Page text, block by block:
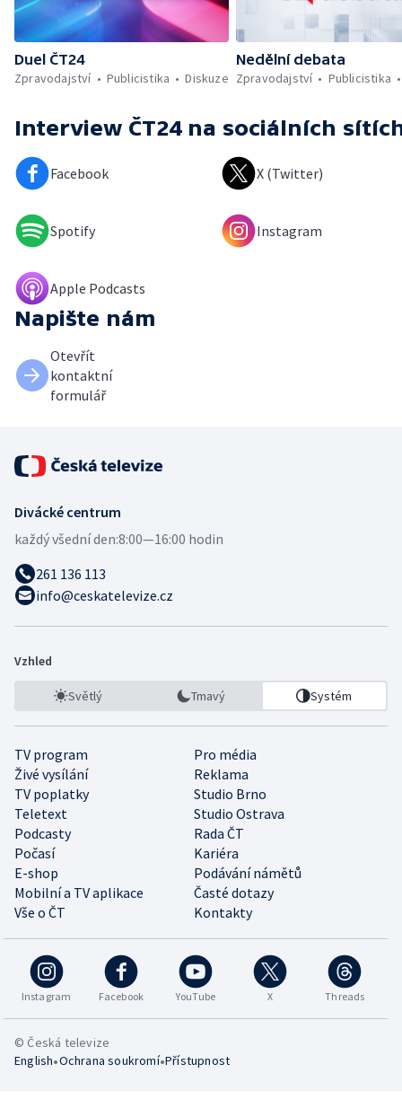
Duel ČT24
Zpravodajství
Publicistika Diskuze
Nedělní debata
Zpravodajství
Publicistika
Interview ČT24 na sociálních
Facebook X (Twitter)
Spotify Instagram
Apple Podcasts
Napište nám
Otevřít
kontaktní
formulář
Divácké centrum
každý všední den:8:00—16:00 hodin
261 136 113
info@ceskatelevize.cz
Vzhled
Světlý Tmavý Systém
TV program
Pro média
Živé vysílání
Reklama
TV poplatky
Studio Brno
Teletext
Studio Ostrava
Podcasty
Rada ČT
Počasí
Kariéra
E-shop
Podávání námětů
Mobilní a TV aplikace
Časté dotazy
Vše o ČT
Kontakty
Instagram Facebook YouTube X Threads
© Česká televize
English•Ochrana soukromí•Přístupnost